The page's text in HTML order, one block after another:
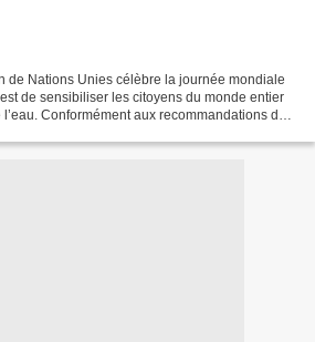
de Nations Unies célèbre la journée mondiale
de sensibiliser les citoyens du monde entier
Conformément aux recommandations de